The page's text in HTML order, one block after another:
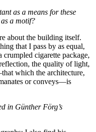
as a means for these
a motif?
about the building itself.
that I pass by as equal,
crumpled cigarette package,
the quality of light,
which the architecture,
or conveys—is
in Günther Förg’s